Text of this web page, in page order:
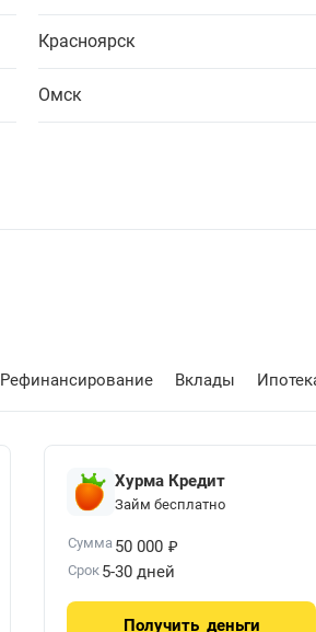
Красноярск
Омск
Рефинансирование Вклады
Хурма Кредит
Займ бесплатно
Сумма 50 000 ₽
Срок 5-30 дней
Получить деньги